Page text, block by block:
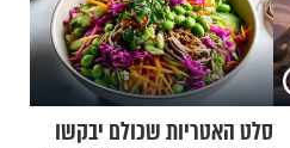
סלט האטריות שכולם יבקשו